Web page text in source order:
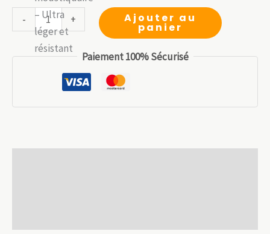
initial actuel
est :
-
quantité
de
Tente
Coton
+ Ajouter au
panier
Paiement 100% Sécurisé